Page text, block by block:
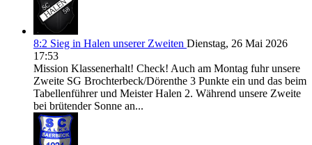
8:2 Sieg in Halen unserer Zweiten Dienstag, 26 Mai 2026
17:53
Mission Klassenerhalt! Check! Auch am Montag fuhr unsere
Zweite SG Brochterbeck/Dörenthe 3 Punkte ein und das beim
Tabellenführer und Meister Halen 2. Während unsere Zweite
bei brütender Sonne an...